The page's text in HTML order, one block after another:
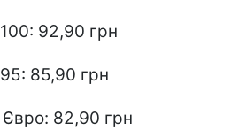
92,90 грн
85,90 грн
82,90 грн